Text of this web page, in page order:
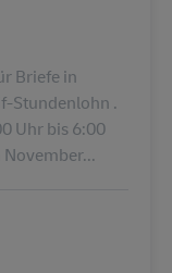
Briefe in
Stundenlohn .
Uhr bis 6:00